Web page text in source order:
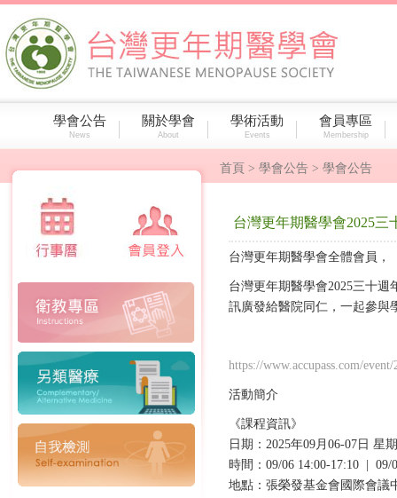
學會公告
News
關於學會
About
學術活動
Events
會員專區
Membership
首頁 > 學會公告 > 學會公告
台灣更年期醫學會2025三
台灣更年期醫學會全體會員，
台灣更年期醫學會2025三十
訊廣發給醫院同仁，一起參與
https://www.accupass.com/
活動簡介
《課程資訊》
日期：2025年09月06-07日 星
時間：09/06 14:00-17:10 | 09/
地點：張榮發基金會國際會議